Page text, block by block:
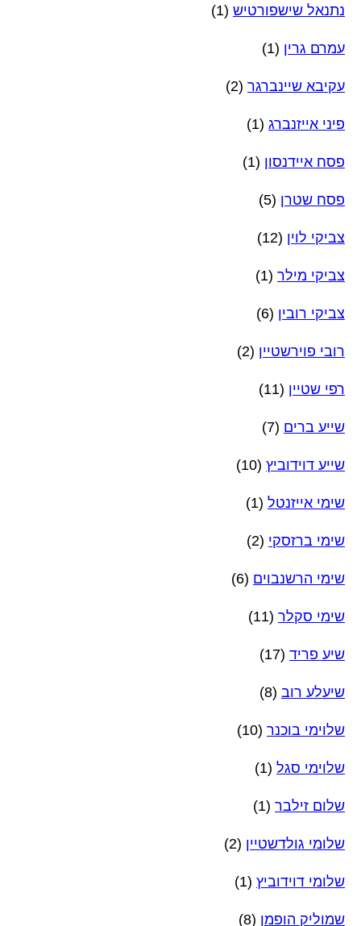
נתנאל שישפורטיש (1)
עמרם גרין (1)
עקיבא שיינברגר (2)
פיני אייזנברג (1)
פסח איידנסון (1)
פסח שטרן (5)
צביקי לוין (12)
צביקי מילר (1)
צביקי רובין (6)
רובי פוירשטיין (2)
רפי שטיין (11)
שייע ברים (7)
שייע דוידוביץ (10)
שימי אייזנטל (1)
שימי ברזסקי (2)
שימי הרשנבוים (6)
שימי סקלר (11)
שיע פריד (17)
שיעלע רוב (8)
שלוימי בוכנר (10)
שלוימי סגל (1)
שלום זילבר (1)
שלומי גולדשטיין (2)
שלומי דוידוביץ (1)
שמוליק הופמן (8)